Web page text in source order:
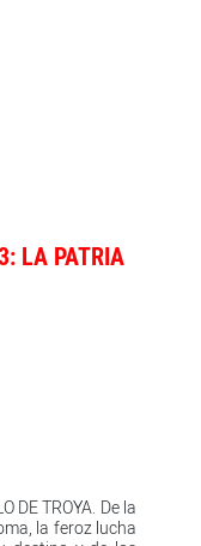
de Helena,
otros príncipes
recuperar a su
famosa de la
por parte
podrán dar
solo la astucia
de diez años, al
LA PATRIA
DE TROYA. De la
la feroz lucha